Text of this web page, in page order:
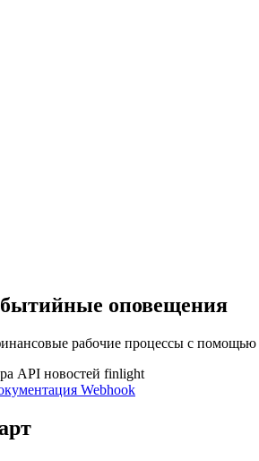
оповещения
рабочие процессы с помощью
API новостей finlight
Webhook